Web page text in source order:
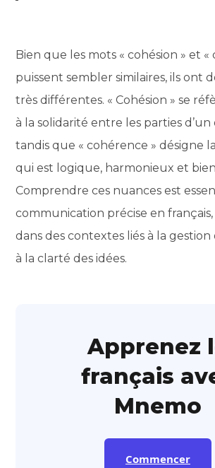
Bien que les mots « cohésion » et «
puissent sembler similaires, ils ont
très différentes. « Cohésion » se
à la solidarité entre les parties d’un
tandis que « cohérence » désigne
qui est logique, harmonieux et
Comprendre ces nuances est
communication précise en
dans des contextes liés à la
à la clarté des idées.
Apprenez
français
Mnemo
Commencer